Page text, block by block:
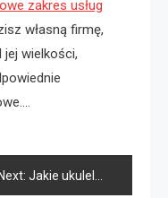
zakres usług
własną firmę,
jej wielkości,
Next: Jakie ukulele na początek sopranowe czy koncertowe?